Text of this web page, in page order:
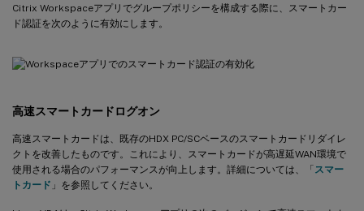
Citrix Workspaceアプリでグループポリシーを構成する際に、スマートカー
ド認証を次のように有効にします。
高速スマートカードログオン
高速スマートカードは、既存のHDX PC/SCベースのスマートカードリダイレ
クトを改善したものです。これにより、スマートカードが高遅延WAN環境で
使用される場合のパフォーマンスが向上します。詳細については、「 スマー
トカード 」を参照してください。